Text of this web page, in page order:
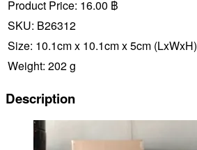
Product Price: 16.00 ฿
SKU: B26312
Size: 10.1cm x 10.1cm x 5cm (LxWxH)
Weight: 202 g
Description